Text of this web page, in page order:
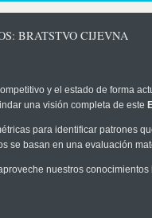
BRATSTVO CIJEVNA
y el estado de forma
una visión completa de este
para identificar patrones
se basan en una evaluación
nuestros